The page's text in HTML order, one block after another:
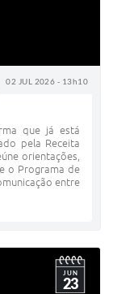
02 JUL 2026 - 13h10
que já está
pela Receita
orientações,
o Programa de
entre
JUN
23